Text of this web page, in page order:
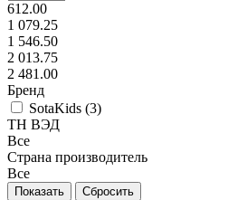
612.00
1 079.25
1 546.50
2 013.75
2 481.00
Бренд
SotaKids (3)
ТН ВЭД
Все
Страна производитель
Все